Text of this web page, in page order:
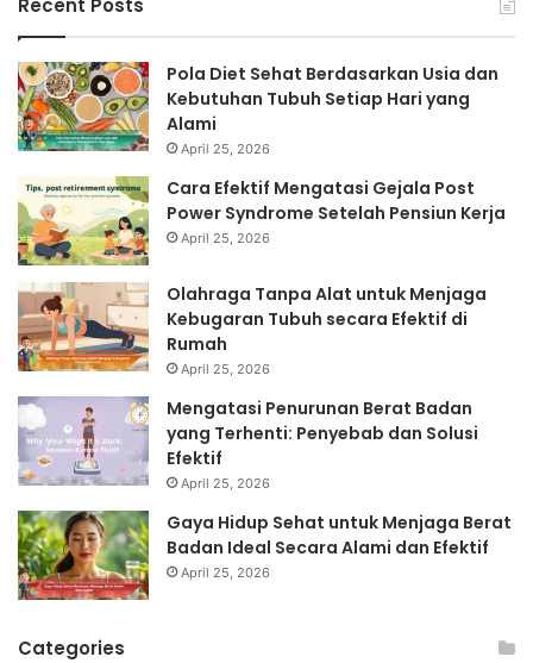
Recent Posts
Pola Diet Sehat Berdasarkan Usia dan
Kebutuhan Tubuh Setiap Hari yang
Alami
April 25, 2026
Cara Efektif Mengatasi Gejala Post
Power Syndrome Setelah Pensiun Kerja
April 25, 2026
Olahraga Tanpa Alat untuk Menjaga
Kebugaran Tubuh secara Efektif di
Rumah
April 25, 2026
Mengatasi Penurunan Berat Badan
yang Terhenti: Penyebab dan Solusi
Efektif
April 25, 2026
Gaya Hidup Sehat untuk Menjaga Berat
Badan Ideal Secara Alami dan Efektif
April 25, 2026
Categories